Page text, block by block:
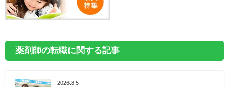
薬剤師の転職に関する記事
2026.8.5